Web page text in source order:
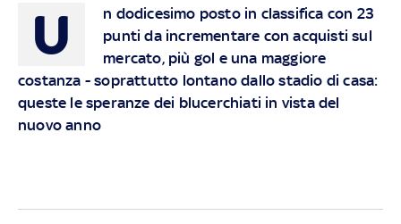
U
n dodicesimo posto in classifica con 23
punti da incrementare con acquisti sul
mercato, più gol e una maggiore
costanza - soprattutto lontano dallo stadio di casa:
queste le speranze dei blucerchiati in vista del
nuovo anno